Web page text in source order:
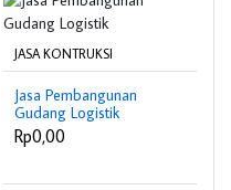
JASA KONTRUKSI
Jasa Pembangunan
Gudang Logistik
Rp0,00